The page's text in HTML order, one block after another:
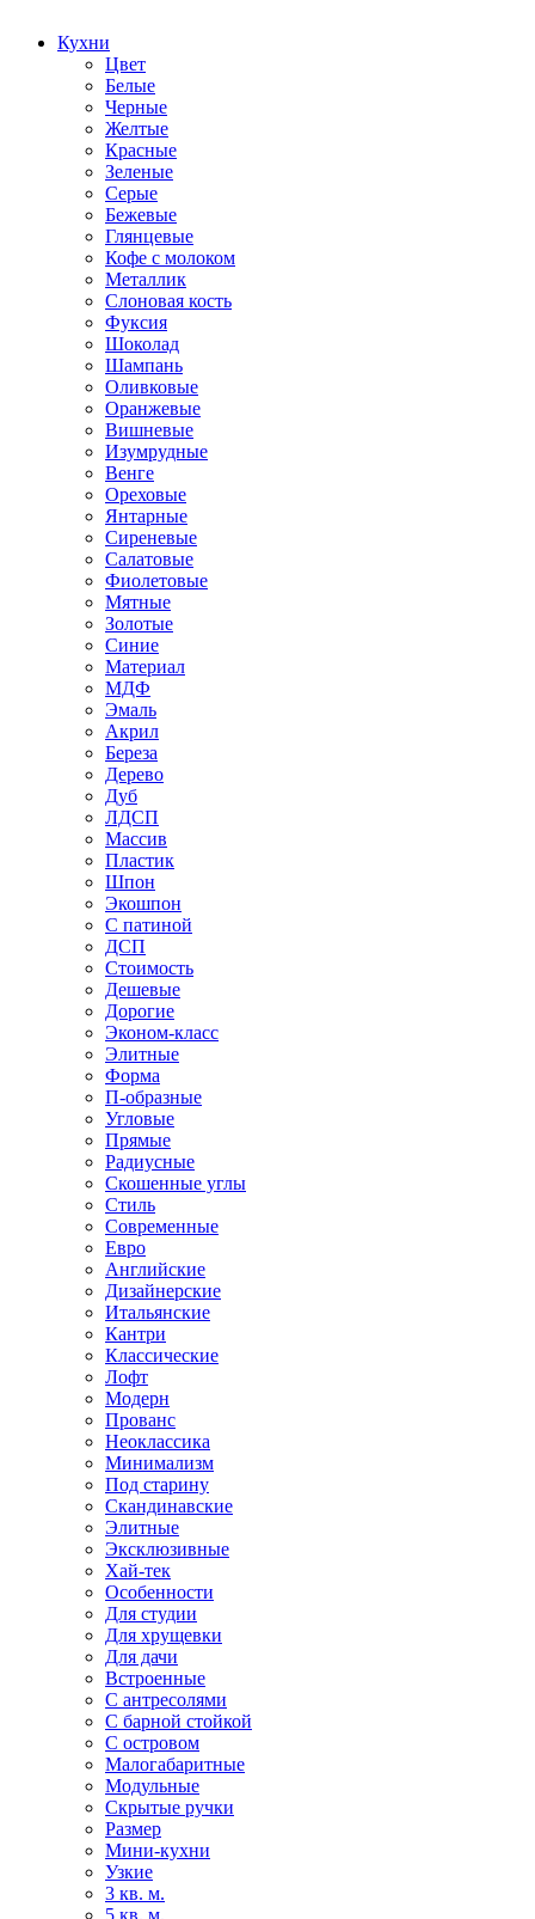
Кухни
Цвет
Белые
Черные
Желтые
Красные
Зеленые
Серые
Бежевые
Глянцевые
Кофе с молоком
Металлик
Слоновая кость
Фуксия
Шоколад
Шампань
Оливковые
Оранжевые
Вишневые
Изумрудные
Венге
Ореховые
Янтарные
Сиреневые
Салатовые
Фиолетовые
Мятные
Золотые
Синие
Материал
МДФ
Эмаль
Акрил
Береза
Дерево
Дуб
ЛДСП
Массив
Пластик
Шпон
Экошпон
С патиной
ДСП
Стоимость
Дешевые
Дорогие
Эконом-класс
Элитные
Форма
П-образные
Угловые
Прямые
Радиусные
Скошенные углы
Стиль
Современные
Евро
Английские
Дизайнерские
Итальянские
Кантри
Классические
Лофт
Модерн
Прованс
Неоклассика
Минимализм
Под старину
Скандинавские
Элитные
Эксклюзивные
Хай-тек
Особенности
Для студии
Для хрущевки
Для дачи
Встроенные
С антресолями
С барной стойкой
С островом
Малогабаритные
Модульные
Скрытые ручки
Размер
Мини-кухни
Узкие
3 кв. м.
5 кв. м.